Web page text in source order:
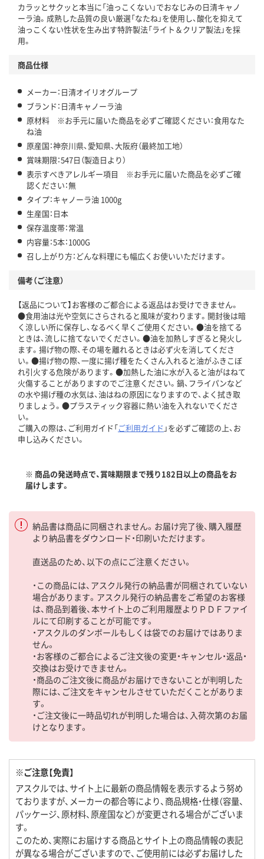
カラッとサクッと本当に「油っこくない」でおなじみの日清キャノ
ーラ油。成熟した品質の良い厳選「なたね」を使用し、酸化を抑えて
油っこくない性状を生み出す特許製法「ライト＆クリア製法」を採
用。
商品仕様
メーカー：日清オイリオグループ
ブランド：日清キャノーラ油
原材料 ※お手元に届いた商品を必ずご確認ください：食用なた
ね油
原産国：神奈川県、愛知県、大阪府（最終加工地）
賞味期限：547日（製造日より）
表示すべきアレルギー項目 ※お手元に届いた商品を必ずご確
認ください：無
タイプ：キャノーラ油 1000g
生産国：日本
保存温度帯：常温
内容量：5本：1000G
召し上がり方：どんな料理にも幅広くお使いいただけます。
備考（ご注意）
【返品について】お客様のご都合による返品はお受けできません。
●食用油は光や空気にさらされると風味が変わります。開封後は暗
く涼しい所に保存し、なるべく早くご使用ください。●油を捨てる
ときは、流しに捨てないでください。●油を加熱しすぎると発火し
ます。揚げ物の際、その場を離れるときは必ず火を消してくださ
い。●揚げ物の際、一度に揚げ種をたくさん入れると油がふきこぼ
れ引火する危険があります。●加熱した油に水が入ると油がはねて
火傷することがありますのでご注意ください。鍋、フライパンなど
の水や揚げ種の水気は、油はねの原因になりますので、よく拭き取
りましょう。●プラスティック容器に熱い油を入れないでくださ
い。
ご購入の際は、ご利用ガイド「ご利用ガイド 」を必ずご確認の上、お
申し込みください。
※ 商品の発送時点で、賞味期限まで残り182日以上の商品をお
届けします。
納品書は商品に同梱されません。お届け完了後、購入履歴
より納品書をダウンロード・印刷いただけます。
直送品のため、以下の点にご注意ください。
・この商品には、アスクル発行の納品書が同梱されていない
場合があります。アスクル発行の納品書をご希望のお客様
は、商品到着後、本サイト上のご利用履歴よりＰＤＦファイ
ルにて印刷することが可能です。
・アスクルのダンボールもしくは袋でのお届けではありま
せん。
・お客様のご都合によるご注文後の変更・キャンセル・返品・
交換はお受けできません。
・商品のご注文後に商品がお届けできないことが判明した
際には、ご注文をキャンセルさせていただくことがありま
す。
・ご注文後に一時品切れが判明した場合は、入荷次第のお届
けとなります。
※ご注意【免責】
アスクルでは、サイト上に最新の商品情報を表示するよう努め
ておりますが、メーカーの都合等により、商品規格・仕様（容量、
パッケージ、原材料、原産国など）が変更される場合がございま
す。
このため、実際にお届けする商品とサイト上の商品情報の表記
が異なる場合がございますので、ご使用前には必ずお届けした